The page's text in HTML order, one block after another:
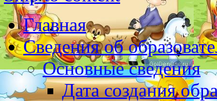
Главная
Сведения об
Основные сведения
Дата создания